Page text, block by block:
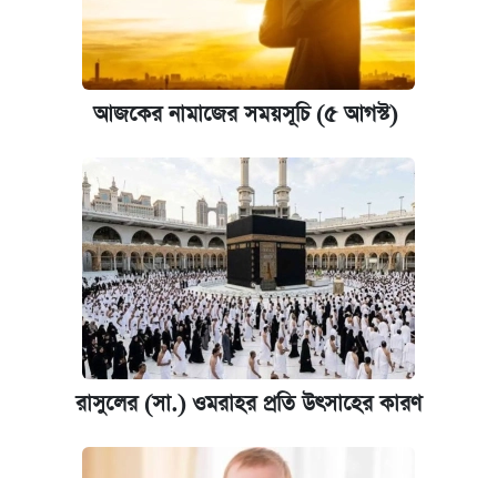
আজকের নামাজের সময়সূচি (৫ আগস্ট)
রাসুলের (সা.) ওমরাহর প্রতি উৎসাহের কারণ